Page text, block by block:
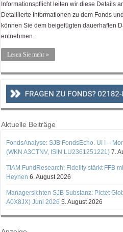
Informationspflicht leiten wir diese Details
Detaillierte Informationen zu dem Fonds
können Sie dem beigefügten dauerhaften
entnehmen.
Lesen Sie mehr »
Aktuelle Beiträge
FondsAnalyse: SJB FondsEcho. UI I –
(WKN A3CTNV, ISIN LU2361251221) 7.
TIAM FundResearch: Fidelity stärkt FFB
Heynen 6. August 2026
Managersichten SJB Substanz: Pictet
A0X8JX) Juni 2026 5. August 2026